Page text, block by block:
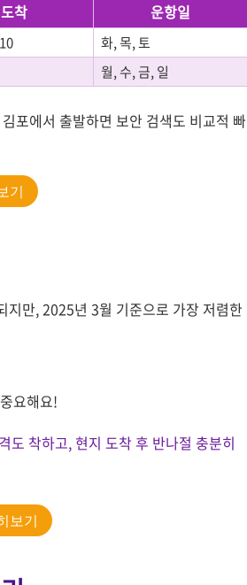
도착 운항일
화, 목, 토
월, 수, 금, 일
포에서 출발하면 보안 검색도 비교적 빠
기
지만, 2025년 3월 기준으로 가장 저렴한
요해요!
도 착하고, 현지 도착 후 반나절 충분히
보기